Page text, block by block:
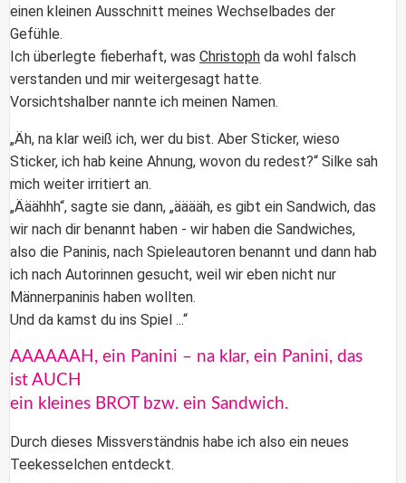
einen kleinen Ausschnitt meines Wechselbades der
Gefühle.
Ich überlegte fieberhaft, was Christoph da wohl falsch
verstanden und mir weitergesagt hatte.
Vorsichtshalber nannte ich meinen Namen.
„Äh, na klar weiß ich, wer du bist. Aber Sticker, wieso
Sticker, ich hab keine Ahnung, wovon du redest?“ Silke sah
mich weiter irritiert an.
„Ääähhh“, sagte sie dann, „ääääh, es gibt ein Sandwich, das
wir nach dir benannt haben - wir haben die Sandwiches,
also die Paninis, nach Spieleautoren benannt und dann hab
ich nach Autorinnen gesucht, weil wir eben nicht nur
Männerpaninis haben wollten.
Und da kamst du ins Spiel ...“
AAAAAAH, ein Panini – na klar, ein Panini, das
ist AUCH
ein kleines BROT bzw. ein Sandwich.
Durch dieses Missverständnis habe ich also ein neues
Teekesselchen entdeckt.